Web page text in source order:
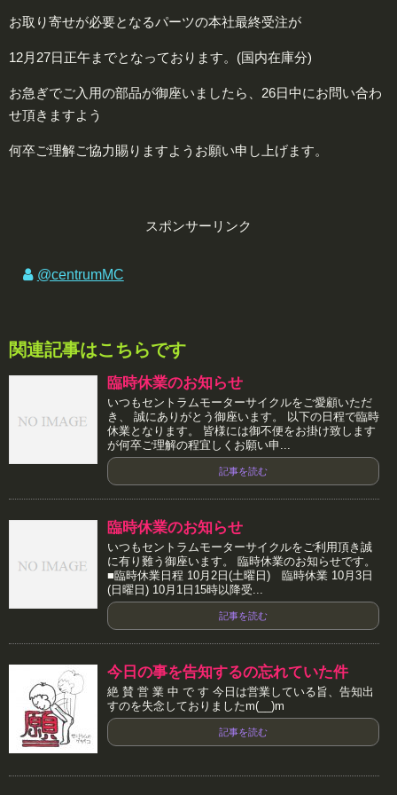
お取り寄せが必要となるパーツの本社最終受注が
12月27日正午までとなっております。(国内在庫分)
お急ぎでご入用の部品が御座いましたら、26日中にお問い合わ
せ頂きますよう
何卒ご理解ご協力賜りますようお願い申し上げます。
スポンサーリンク
@centrumMC
関連記事はこちらです
臨時休業のお知らせ
いつもセントラムモーターサイクルをご愛顧いただ
き、 誠にありがとう御座います。 以下の日程で臨時
休業となります。 皆様には御不便をお掛け致します
が何卒ご理解の程宜しくお願い申...
記事を読む
臨時休業のお知らせ
いつもセントラムモーターサイクルをご利用頂き誠
に有り難う御座います。 臨時休業のお知らせです。
■臨時休業日程 10月2日(土曜日) 臨時休業 10月3日
(日曜日) 10月1日15時以降受...
記事を読む
今日の事を告知するの忘れていた件
絶 賛 営 業 中 で す 今日は営業している旨、告知出
すのを失念しておりましたm(__)m
記事を読む